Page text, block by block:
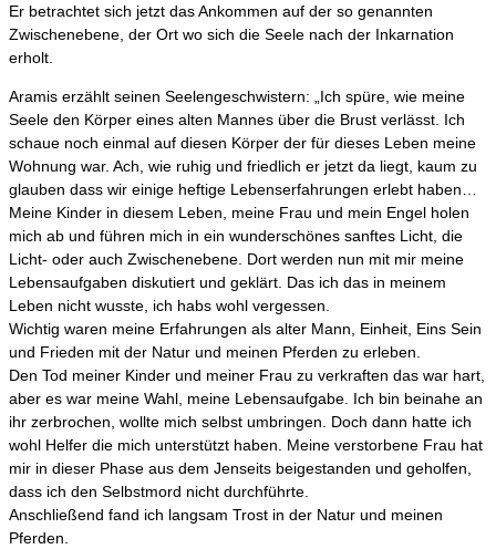
Er betrachtet sich jetzt das Ankommen auf der so genannten
Zwischenebene, der Ort wo sich die Seele nach der Inkarnation
erholt.
Aramis erzählt seinen Seelengeschwistern: „Ich spüre, wie meine
Seele den Körper eines alten Mannes über die Brust verlässt. Ich
schaue noch einmal auf diesen Körper der für dieses Leben meine
Wohnung war. Ach, wie ruhig und friedlich er jetzt da liegt, kaum zu
glauben dass wir einige heftige Lebenserfahrungen erlebt haben…
Meine Kinder in diesem Leben, meine Frau und mein Engel holen
mich ab und führen mich in ein wunderschönes sanftes Licht, die
Licht- oder auch Zwischenebene. Dort werden nun mit mir meine
Lebensaufgaben diskutiert und geklärt. Das ich das in meinem
Leben nicht wusste, ich habs wohl vergessen.
Wichtig waren meine Erfahrungen als alter Mann, Einheit, Eins Sein
und Frieden mit der Natur und meinen Pferden zu erleben.
Den Tod meiner Kinder und meiner Frau zu verkraften das war hart,
aber es war meine Wahl, meine Lebensaufgabe. Ich bin beinahe an
ihr zerbrochen, wollte mich selbst umbringen. Doch dann hatte ich
wohl Helfer die mich unterstützt haben. Meine verstorbene Frau hat
mir in dieser Phase aus dem Jenseits beigestanden und geholfen,
dass ich den Selbstmord nicht durchführte.
Anschließend fand ich langsam Trost in der Natur und meinen
Pferden.